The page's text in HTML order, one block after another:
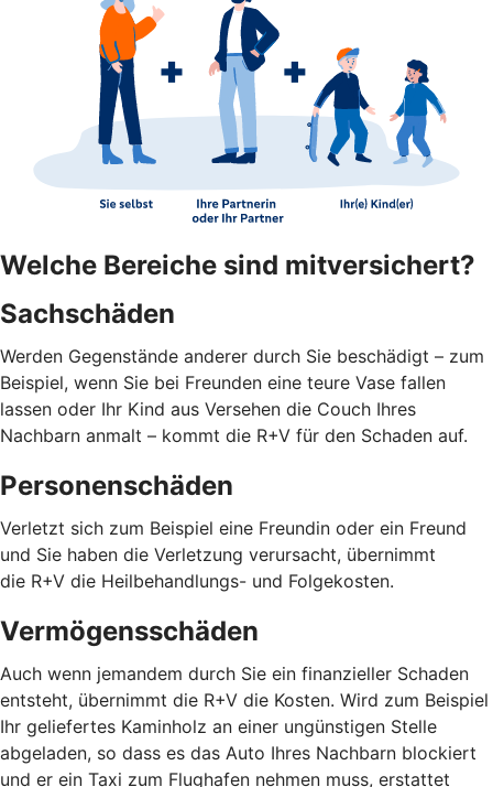
Welche Bereiche sind mitversichert?
Sachschäden
Werden Gegenstände anderer durch Sie beschädigt – zum
Beispiel, wenn Sie bei Freunden eine teure Vase fallen
lassen oder Ihr Kind aus Versehen die Couch Ihres
Nachbarn anmalt – kommt die R+V für den Schaden auf.
Personenschäden
Verletzt sich zum Beispiel eine Freundin oder ein Freund
und Sie haben die Verletzung verursacht, übernimmt
die R+V die Heilbehandlungs- und Folgekosten.
Vermögensschäden
Auch wenn jemandem durch Sie ein finanzieller Schaden
entsteht, übernimmt die R+V die Kosten. Wird zum Beispiel
Ihr geliefertes Kaminholz an einer ungünstigen Stelle
abgeladen, so dass es das Auto Ihres Nachbarn blockiert
und er ein Taxi zum Flughafen nehmen muss, erstattet